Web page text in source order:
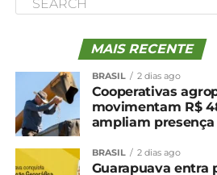
MAIS RECENTE
BRASIL 2 dias ago
Cooperativas
movimentam R$
ampliam presença
BRASIL 2 dias ago
Guarapuava entra